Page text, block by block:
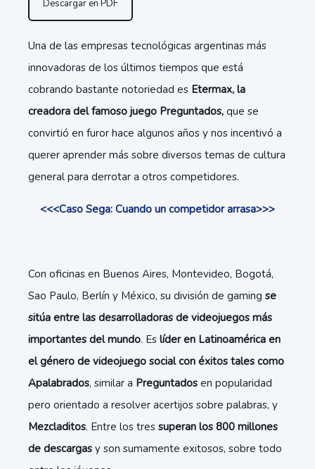
Descargar en PDF
Una de las empresas tecnológicas argentinas más
innovadoras de los últimos tiempos que está
cobrando bastante notoriedad es Etermax, la
creadora del famoso juego Preguntados, que se
convirtió en furor hace algunos años y nos incentivó a
querer aprender más sobre diversos temas de cultura
general para derrotar a otros competidores.
<<<Caso Sega: Cuando un competidor arrasa>>>
Con oficinas en Buenos Aires, Montevideo, Bogotá,
Sao Paulo, Berlín y México, su división de gaming se
sitúa entre las desarrolladoras de videojuegos más
importantes del mundo. Es líder en Latinoamérica en
el género de videojuego social con éxitos tales como
Apalabrados, similar a Preguntados en popularidad
pero orientado a resolver acertijos sobre palabras, y
Mezcladitos. Entre los tres superan los 800 millones
de descargas y son sumamente exitosos, sobre todo